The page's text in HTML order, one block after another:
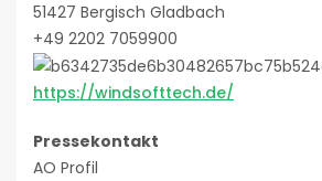
51427 Bergisch Gladbach
+49 2202 7059900
https://windsofttech.de/
Pressekontakt
AO Profil